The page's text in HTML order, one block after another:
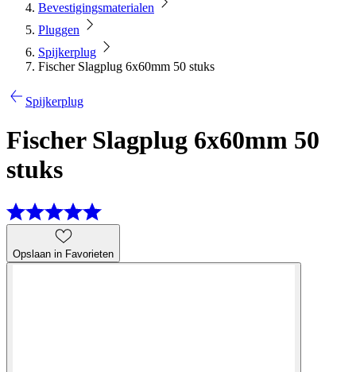
Bevestigingsmaterialen
Pluggen
Spijkerplug
Fischer Slagplug 6x60mm 50 stuks
Spijkerplug
Fischer Slagplug 6x60mm 50
stuks
Opslaan in Favorieten